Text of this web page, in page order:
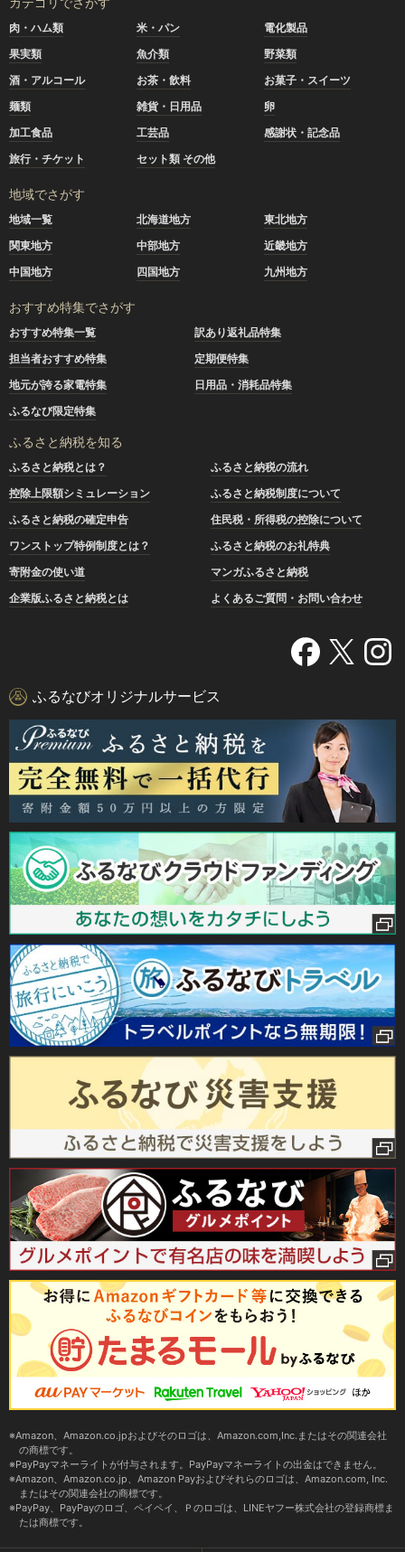
肉・ハム類 米・パン
電化製品
果実類
魚介類
野菜類
酒・アルコール
お茶・飲料
お菓子・スイーツ
麺類
雑貨・日用品
卵
加工食品
工芸品
感謝状・記念品
旅行・チケット
セット類 その他
地域でさがす
地域一覧 北海道地方
東北地方
関東地方
中部地方
近畿地方
中国地方
四国地方 九州地方
おすすめ特集でさがす
おすすめ特集一覧
訳あり返礼品特集
担当者おすすめ特集
定期便特集
地元が誇る家電特集
日用品・消耗品特集
ふるなび限定特集
ふるさと納税を知る
ふるさと納税とは？
ふるさと納税の流れ
控除上限額シミュレーション
ふるさと納税制度について
ふるさと納税の確定申告
住民税・所得税の控除について
ワンストップ特例制度とは？
ふるさと納税のお礼特典
寄附金の使い道
マンガふるさと納税
企業版ふるさと納税とは
よくあるご質問・お問い合わせ
ふるなびオリジナルサービス
Amazon、Amazon.co.jpおよびそのロゴは、Amazon.com,Inc.またはその関連会社
の商標です。
PayPayマネーライトが付与されます。PayPayマネーライトの出金はできません。
Amazon、Amazon.co.jp、Amazon Payおよびそれらのロゴは、Amazon.com, Inc.
またはその関連会社の商標です。
PayPay、PayPayのロゴ、ペイペイ、Ｐのロゴは、LINEヤフー株式会社の登録商標ま
たは商標です。